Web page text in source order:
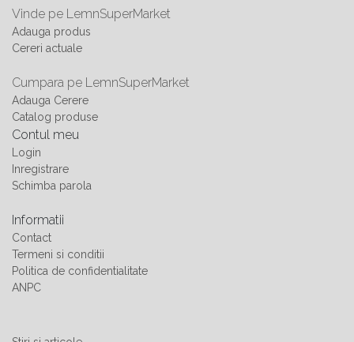
Vinde pe LemnSuperMarket
Adauga produs
Cereri actuale
Cumpara pe LemnSuperMarket
Adauga Cerere
Catalog produse
Contul meu
Login
Inregistrare
Schimba parola
Informatii
Contact
Termeni si conditii
Politica de confidentialitate
ANPC